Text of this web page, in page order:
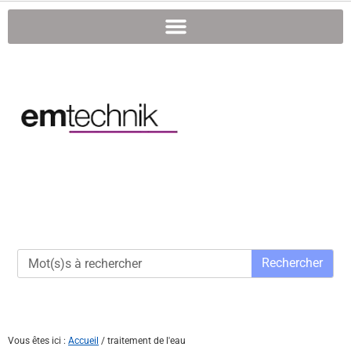
Rechercher
Vous êtes ici : Accueil / traitement de l'eau